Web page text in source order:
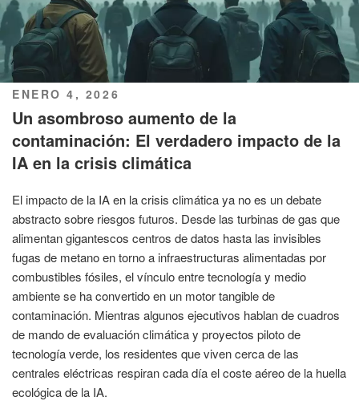
PUBLICADO
EL
ENERO 4, 2026
Un asombroso aumento de la
contaminación: El verdadero impacto de la
IA en la crisis climática
El impacto de la IA en la crisis climática ya no es un debate
abstracto sobre riesgos futuros. Desde las turbinas de gas que
alimentan gigantescos centros de datos hasta las invisibles
fugas de metano en torno a infraestructuras alimentadas por
combustibles fósiles, el vínculo entre tecnología y medio
ambiente se ha convertido en un motor tangible de
contaminación. Mientras algunos ejecutivos hablan de cuadros
de mando de evaluación climática y proyectos piloto de
tecnología verde, los residentes que viven cerca de las
centrales eléctricas respiran cada día el coste aéreo de la huella
ecológica de la IA.